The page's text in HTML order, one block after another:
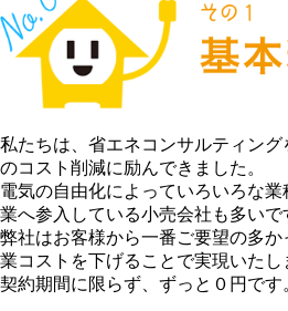
私たちは、省エネコンサルティン
のコスト削減に励んできました。
電気の自由化によっていろいろな
業へ参入している小売会社も多いで
弊社はお客様から一番ご要望の多
業コストを下げることで実現いたし
契約期間に限らず、ずっと０円です